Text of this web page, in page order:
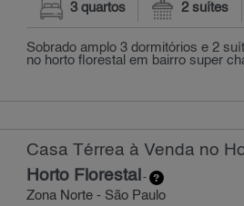
3 quartos 2 suítes
Sobrado amplo 3 dormitórios e 2
no horto florestal em bairro super
Casa Térrea à Venda no
Horto Florestal -
Zona Norte - São Paulo